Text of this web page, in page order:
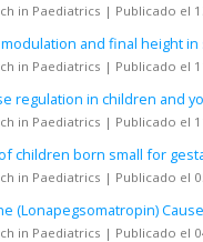
in Paediatrics Publicado el
and final height
in Paediatrics Publicado el
regulation in children and
in Paediatrics Publicado el
children born small for
in Paediatrics Publicado el
(Lonapegsomatropin)
in Paediatrics Publicado el